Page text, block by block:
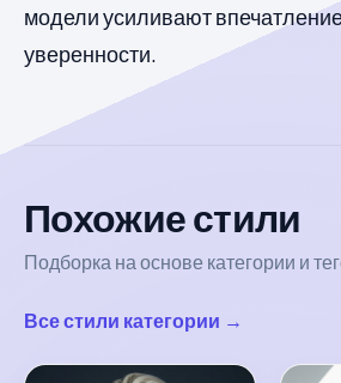
модели усиливают
уверенности.
Похожие стили
Подборка на основе категории и
Все стили категории →